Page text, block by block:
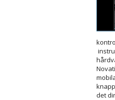
det